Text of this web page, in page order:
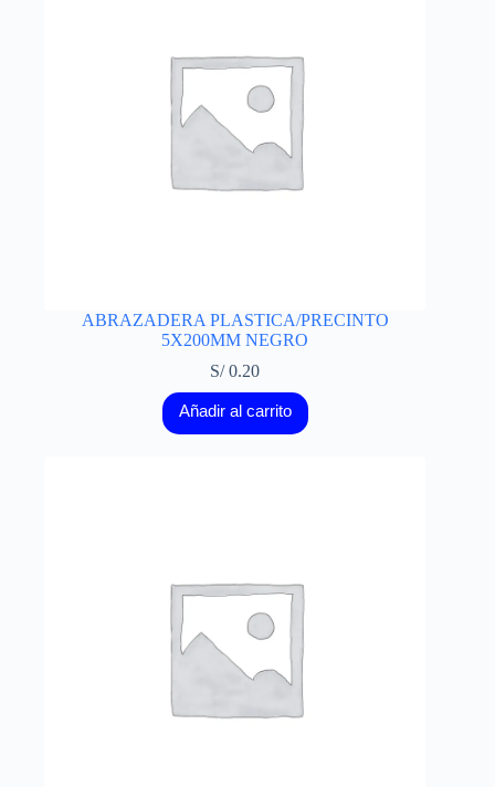
ABRAZADERA PLASTICA/PRECINTO
5X200MM NEGRO
S/0.20
Añadir al carrito